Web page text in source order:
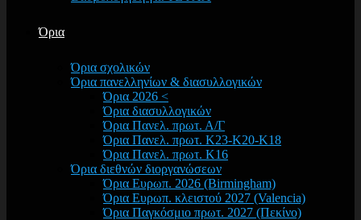
Όρια
Όρια σχολικών
Όρια πανελληνίων & διασυλλογικών
Όρια 2026 <
Όρια διασυλλογικών
Όρια Πανελ. πρωτ. Α/Γ
Όρια Πανελ. πρωτ. Κ23-Κ20-Κ18
Όρια Πανελ. πρωτ. Κ16
Όρια διεθνών διοργανώσεων
Όρια Ευρωπ. 2026 (Birmingham)
Όρια Ευρωπ. κλειστού 2027 (Valencia)
Όρια Παγκόσμιο πρωτ. 2027 (Πεκίνο)